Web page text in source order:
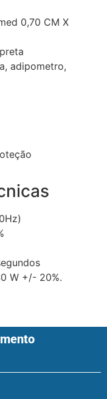
0,70 CM X
adipometro,
W +/- 20%.